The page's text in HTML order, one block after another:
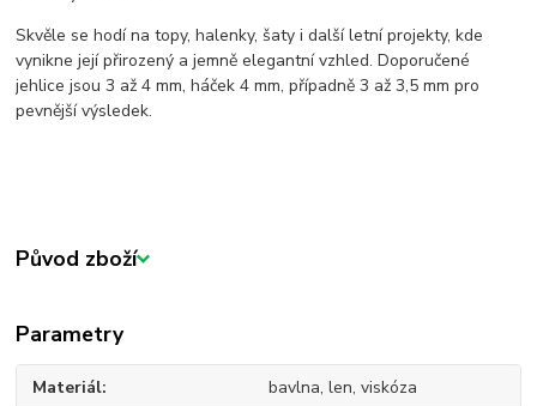
Skvěle se hodí na topy, halenky, šaty i další letní projekty, kde
vynikne její přirozený a jemně elegantní vzhled. Doporučené
jehlice jsou 3 až 4 mm, háček 4 mm, případně 3 až 3,5 mm pro
pevnější výsledek.
Původ zboží
Parametry
Materiál bavlna, len, viskóza